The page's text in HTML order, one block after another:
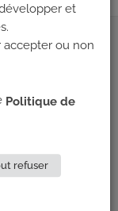
et
accepter ou non
Politique de
refuser